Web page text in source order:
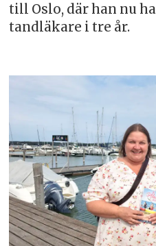
till Oslo, där han nu
tandläkare i tre år.